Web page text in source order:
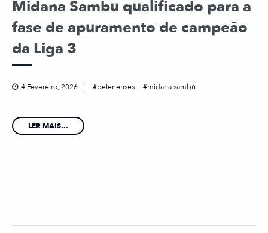
Midana Sambu qualificado para a
fase de apuramento de campeão
da Liga 3
4 Fevereiro, 2026 belenenses midana sambú
LER MAIS...